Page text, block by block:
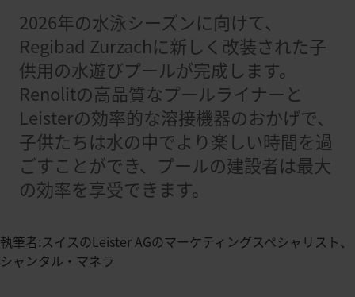
2026年の水泳シーズンに向けて、
Regibad Zurzachに新しく改装された子
供用の水遊びプールが完成します。
Renolitの高品質なプールライナーと
Leisterの効率的な溶接機器のおかげで、
子供たちは水の中でより楽しい時間を過
ごすことができ、プールの建設者は最大
の効率を享受できます。
執筆者:スイスのLeister AGのマーケティングスペシャリスト、
シャンタル・マネラ